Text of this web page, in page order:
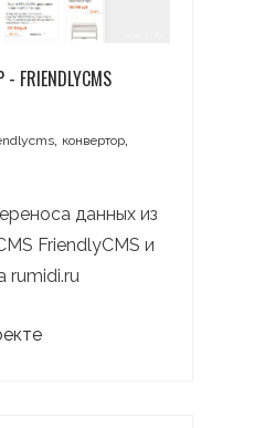
FRIENDLYCMS
конвертор
данных из
FriendlyCMS и
rumidi.ru